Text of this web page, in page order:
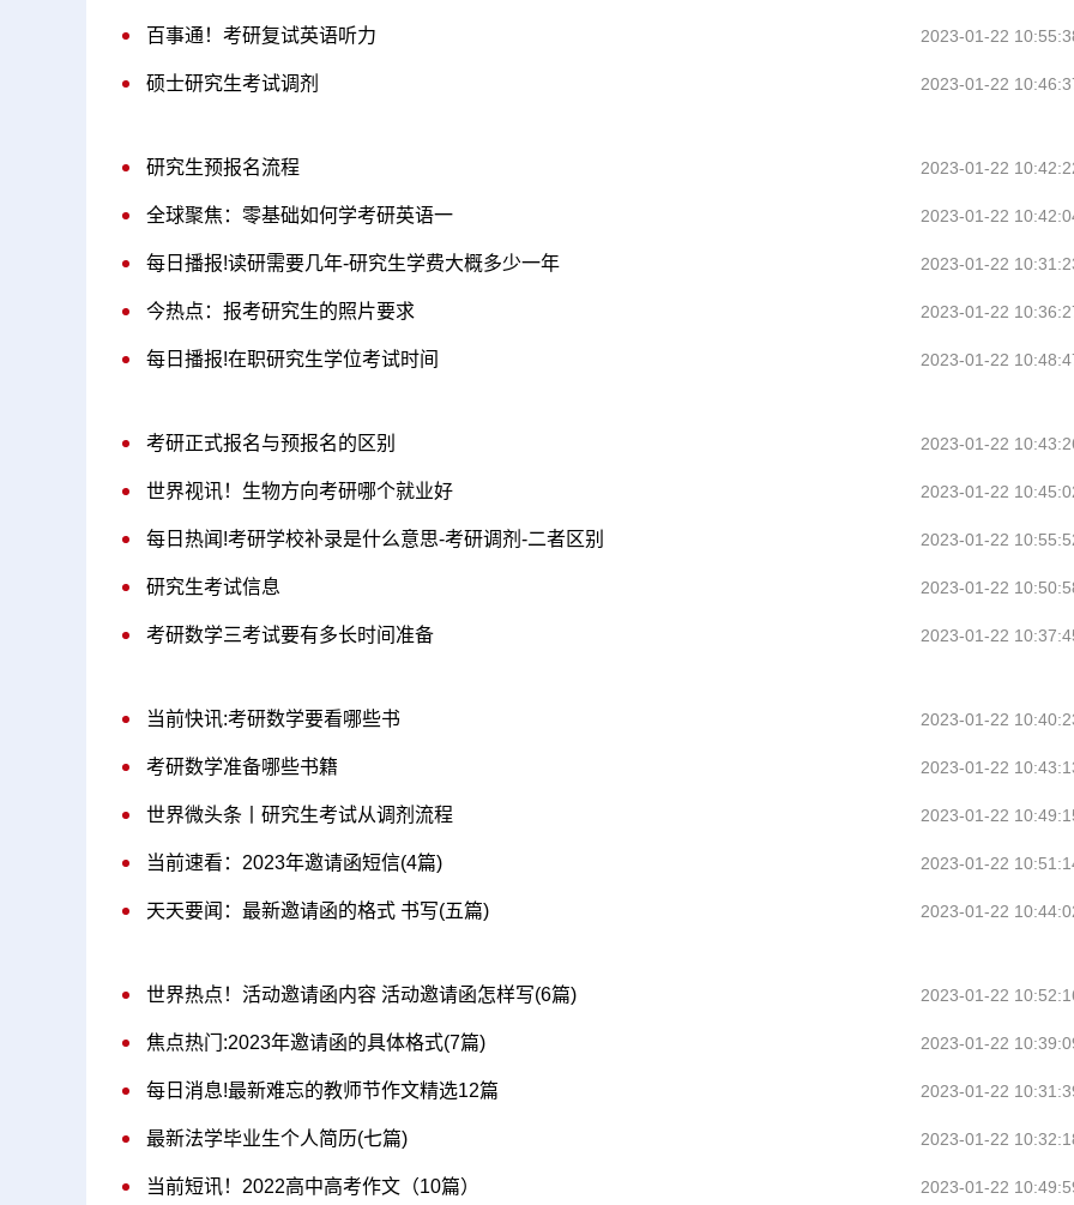
百事通！考研复试英语听力 2023-01-22
硕士研究生考试调剂 2023-01-22
研究生预报名流程 2023-01-22
全球聚焦：零基础如何学考研英语一 2023-01-22
每日播报!读研需要几年-研究生学费大概多少一年 2023-01-22
今热点：报考研究生的照片要求 2023-01-22
每日播报!在职研究生学位考试时间 2023-01-22
考研正式报名与预报名的区别 2023-01-22
世界视讯！生物方向考研哪个就业好 2023-01-22
每日热闻!考研学校补录是什么意思-考研调剂-二者区别 2023-01-22
研究生考试信息 2023-01-22
考研数学三考试要有多长时间准备 2023-01-22
当前快讯:考研数学要看哪些书 2023-01-22
考研数学准备哪些书籍 2023-01-22
世界微头条丨研究生考试从调剂流程 2023-01-22
当前速看：2023年邀请函短信(4篇) 2023-01-22
天天要闻：最新邀请函的格式 书写(五篇) 2023-01-22
世界热点！活动邀请函内容 活动邀请函怎样写(6篇) 2023-01-22
焦点热门:2023年邀请函的具体格式(7篇) 2023-01-22
每日消息!最新难忘的教师节作文精选12篇 2023-01-22
最新法学毕业生个人简历(七篇) 2023-01-22
当前短讯！2022高中高考作文（10篇） 2023-01-22